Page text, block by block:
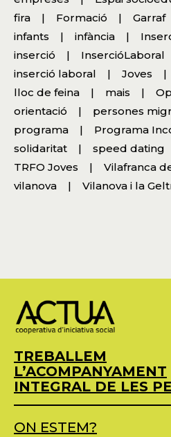
fira
Formació Garraf
infants
infància
inserció
InsercióLaboral
inserció laboral
Joves
lloc de feina
mais
orientació
persones
programa
Programa
solidaritat
speed dating
TRFO Joves
Vilafranca
vilanova
Vilanova i la
TREBALLEM
L’ACOMPANYAMENT
INTEGRAL DE LES
ON ESTEM?